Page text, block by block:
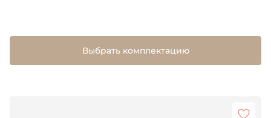
Выбрать комплектацию